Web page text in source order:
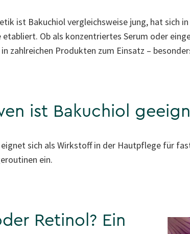
ist Bakuchiol vergleichsweise jung, hat sich
Ob als konzentriertes Serum oder
zahlreichen Produkten zum Einsatz –
ist Bakuchiol
sich als Wirkstoff in der Hautpflege für
ein.
Retinol? Ein